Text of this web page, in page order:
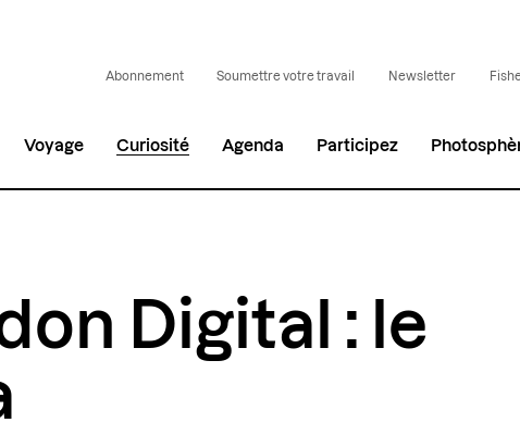
Abonnement Soumettre votre travail Newsletter
Voyage Curiosité Agenda Participez
Digital : le